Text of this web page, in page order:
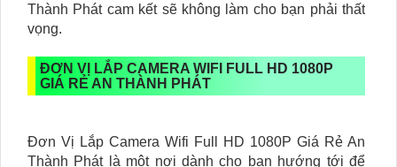
Thành Phát cam kết sẽ không làm cho bạn phải thất
vọng.
ĐƠN VỊ LẮP CAMERA WIFI FULL HD 1080P
GIÁ RẺ AN THÀNH PHÁT
Đơn Vị Lắp Camera Wifi Full HD 1080P Giá Rẻ An
Thành Phát là một nơi dành cho bạn hướng tới để